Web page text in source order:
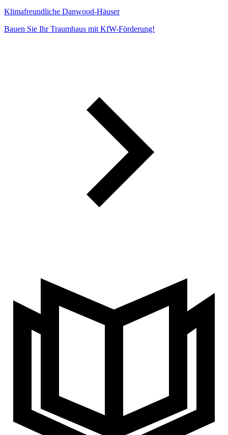
Klimafreundliche Danwood-Häuser
Bauen Sie Ihr Traumhaus mit KfW-Förderung!